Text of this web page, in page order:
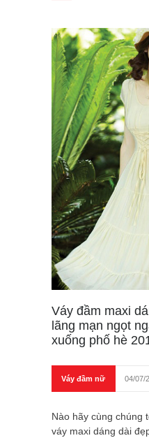
Váy đầm maxi
lãng mạn ngọt
xuống phố hè
Váy đầm nữ 04/07/
Nào hãy cùng chúng
váy maxi dáng dài